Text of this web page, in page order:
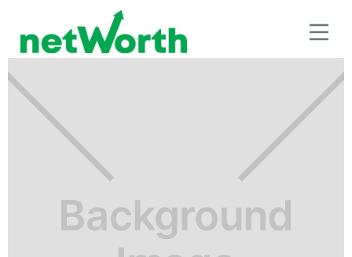
BENEFICIOS FISCALES